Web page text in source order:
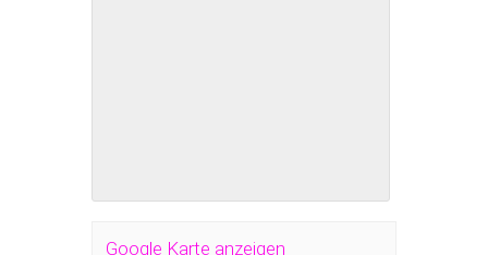
Google Karte anzeigen